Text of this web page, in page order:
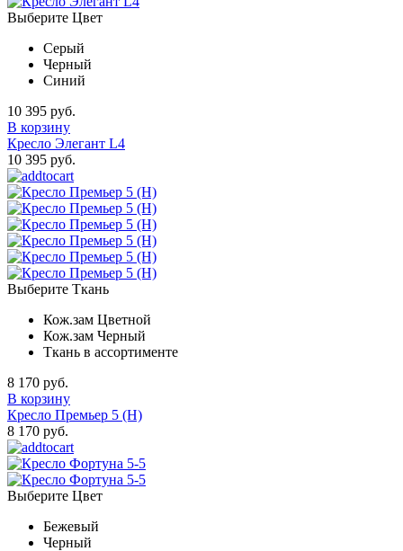
Выберите Цвет
Серый
Черный
Синий
10 395 руб.
В корзину
Кресло Элегант L4
10 395 руб.
Выберите Ткань
Кож.зам Цветной
Кож.зам Черный
Ткань в ассортименте
8 170 руб.
В корзину
Кресло Премьер 5 (Н)
8 170 руб.
Выберите Цвет
Бежевый
Черный